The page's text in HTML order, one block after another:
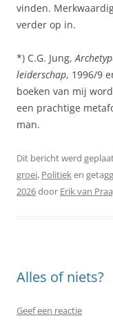
vinden.
verder op in.
*) C.G. Jung,
leiderschap, 1996/9
boeken van mij
een prachtige
man.
Dit bericht werd
groei, Politieken
2026door Erik van
Alles of niets?
Geef een reactie